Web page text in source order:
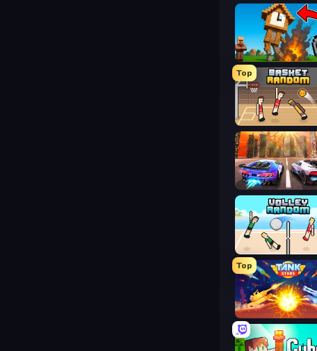
Noob Fuse
Top
Basket Random
Night City Racing
Volley Random
Top
Tank Stars